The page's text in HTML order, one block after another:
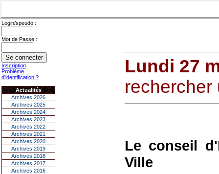
Login/speudo :
Mot de Passe :
Inscription
Problème
d'identification ?
Actualités
Archives 2026
Archives 2025
Archives 2024
Archives 2023
Archives 2022
Archives 2021
Archives 2020
Archives 2019
Archives 2018
Archives 2017
Archives 2016
Lundi 27
rechercher
Le conseil
Ville